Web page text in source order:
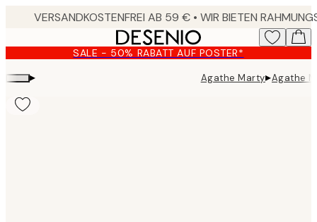
content.
SALE - 50% RABATT AUF POSTER*
▸ Agathe Marty▸Agathe